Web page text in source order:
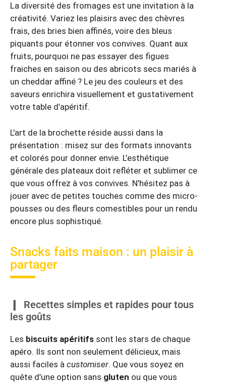
La diversité des fromages est une invitation à la
créativité. Variez les plaisirs avec des chèvres
frais, des bries bien affinés, voire des bleus
piquants pour étonner vos convives. Quant aux
fruits, pourquoi ne pas essayer des figues
fraiches en saison ou des abricots secs mariés à
un cheddar affiné ? Le jeu des couleurs et des
saveurs enrichira visuellement et gustativement
votre table d’apéritif.
L’art de la brochette réside aussi dans la
présentation : misez sur des formats innovants
et colorés pour donner envie. L’esthétique
générale des plateaux doit refléter et sublimer ce
que vous offrez à vos convives. N’hésitez pas à
jouer avec de petites touches comme des micro-
pousses ou des fleurs comestibles pour un rendu
encore plus sophistiqué.
Snacks faits maison : un plaisir à
partager
Recettes simples et rapides pour tous
les goûts
Les biscuits apéritifs sont les stars de chaque
apéro. Ils sont non seulement délicieux, mais
aussi faciles à customiser. Que vous soyez en
quête d’une option sans gluten ou que vous